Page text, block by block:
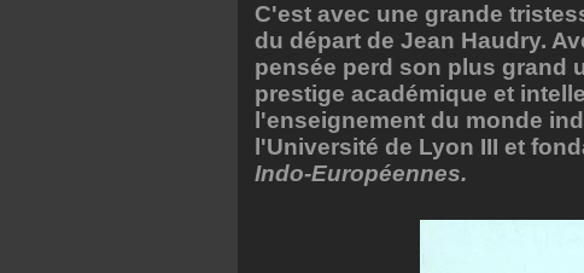
C'est avec une grande
du départ de Jean Haudry.
pensée perd son plus grand
prestige académique et
l'enseignement du monde
l'Université de Lyon III et
Indo-Européennes.